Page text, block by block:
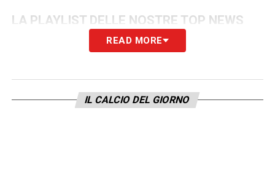
LA PLAYLIST DELLE NOSTRE TOP NEWS
READ MORE
IL CALCIO DEL GIORNO